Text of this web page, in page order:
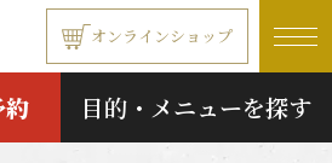
オンラインショップ
目的・メニューを探す